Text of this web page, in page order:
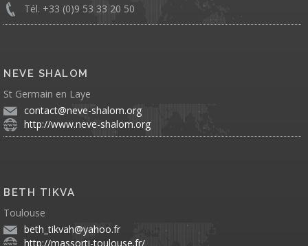
Tél. +33 (0)9 53 33 20 50
NEVE SHALOM
St Germain en Laye
contact@neve-shalom.org
http://www.neve-shalom.org
BETH TIKVA
Toulouse
beth_tikvah@yahoo.fr
http://massorti-toulouse.fr/